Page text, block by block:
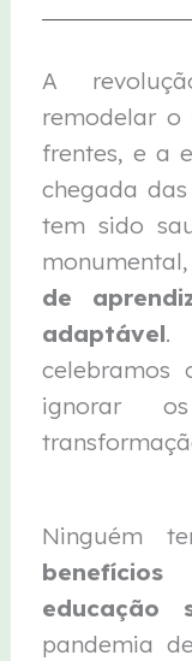
A
remodelar o
frentes, e a
chegada
tem sido
monumental,
de
adaptável.
celebramos
ignorar
Ninguém
educação
pandemia